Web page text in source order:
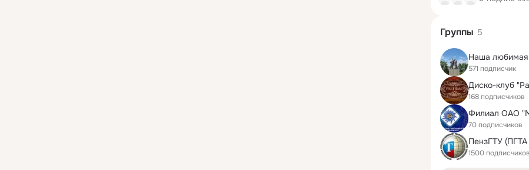
Группы 5
Наша
571 подписчик
Диско-клуб
168 подписчиков
70 подписчиков
1500 подписчиков